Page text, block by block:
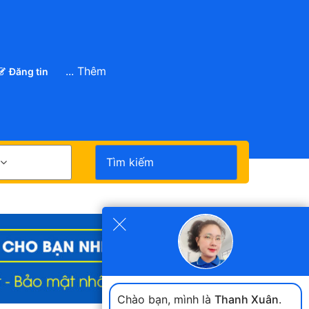
Đăng tin ... Thêm
Tìm kiếm
×
Chào bạn, mình là Thanh Xuân.